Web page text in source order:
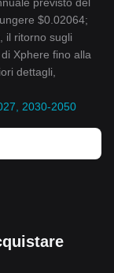
$0.02064;
il ritorno sugli
Xphere fino alla
dettagli,
2030-2050